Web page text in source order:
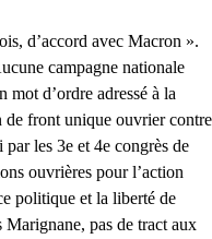
d’accord avec Macron ».
campagne nationale
d’ordre adressé à la
front unique ouvrier contre
les 3e et 4e congrès de
ouvrières pour l’action
politique et la liberté de
pas de tract aux